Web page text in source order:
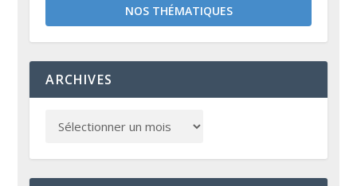
NOS THÉMATIQUES
ARCHIVES